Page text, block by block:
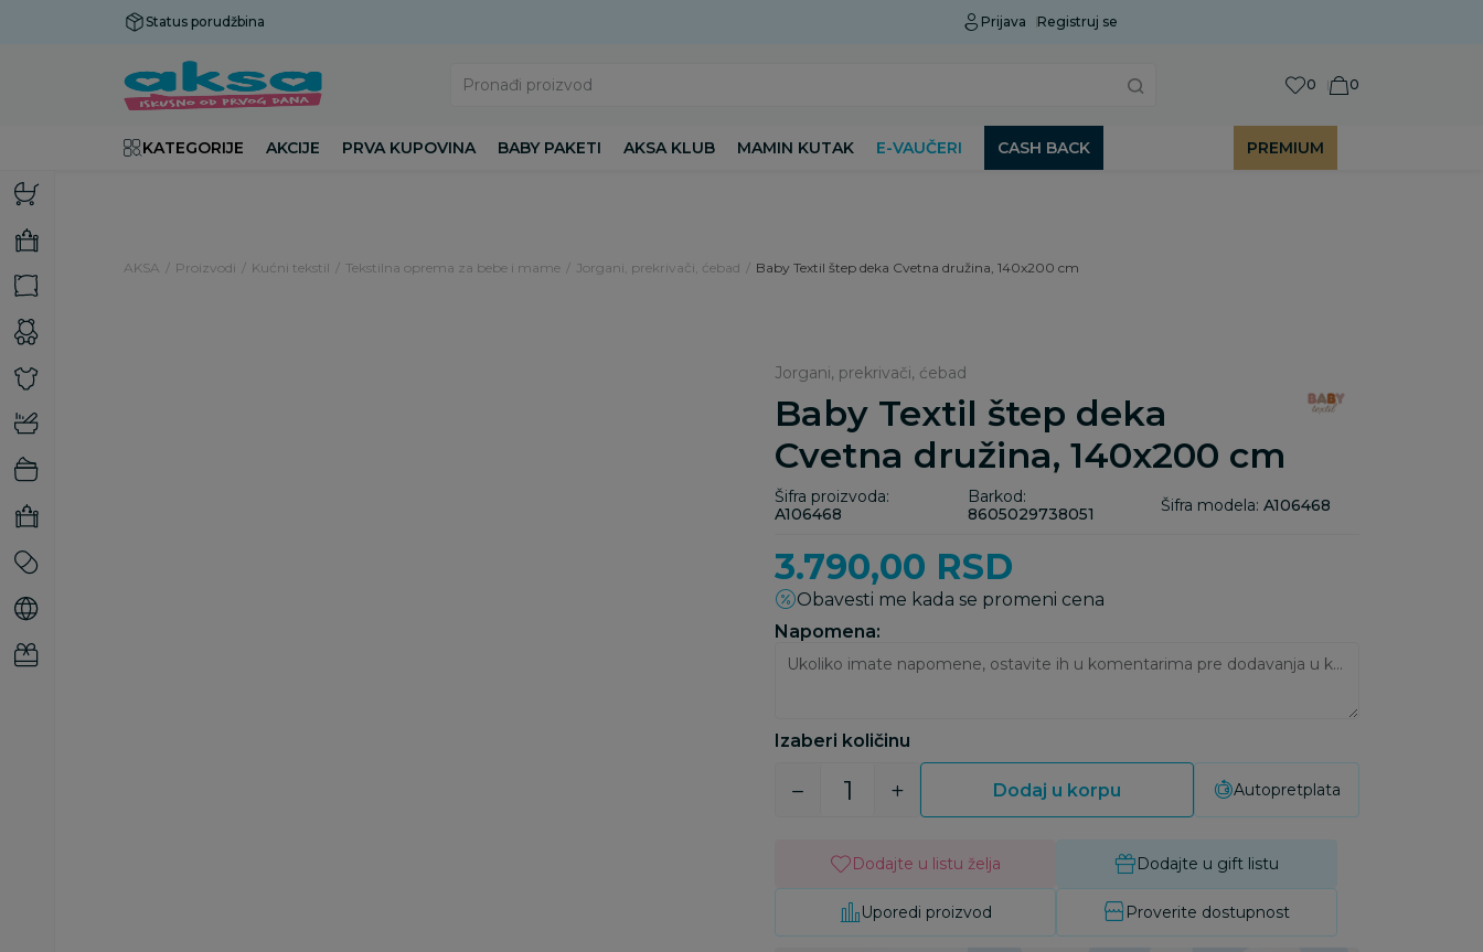
Status porudžbina Uobičajeni rok isporuke je 2 do 7 radnih dana!
Prijava Registruj se
Pronađi proizvod 0 0
KATEGORIJE AKCIJE PRVA KUPOVINA BABY PAKETI AKSA KLUB MAMIN KUTAK E-VAUČERI CASH BACK PREMIUM
AKSA Proizvodi Kućni tekstil Tekstilna oprema za bebe i mame Jorgani, prekrivači, ćebad Baby Textil štep deka Cvetna družina, 140x200 cm
Jorgani, prekrivači, ćebad
Baby Textil štep deka
Cvetna družina, 140x200 cm
Šifra proizvoda:
A106468
Barkod:
8605029738051
Šifra modela: A106468
3.790,00 RSD
Obavesti me kada se promeni cena
Napomena:
Ukoliko imate napomene, ostavite ih u komentarima pre dodavanja u korpu:
Izaberi količinu
Dodaj u korpu Autopretplata
Dodajte u listu želja Dodajte u gift listu
Uporedi proizvod Proverite dostupnost